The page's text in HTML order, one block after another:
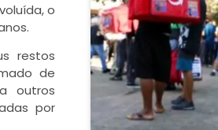
o
restos
de
outros
por